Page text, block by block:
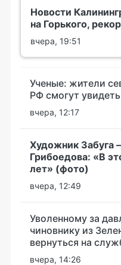
Новости
на Горького,
вчера, 19:51
Ученые: жители
РФ смогут
вчера, 12:17
Художник Забуга
Грибоедова: «В
лет» (фото)
вчера, 12:49
Уволенному за
чиновнику из
вернуться на
вчера, 14:26